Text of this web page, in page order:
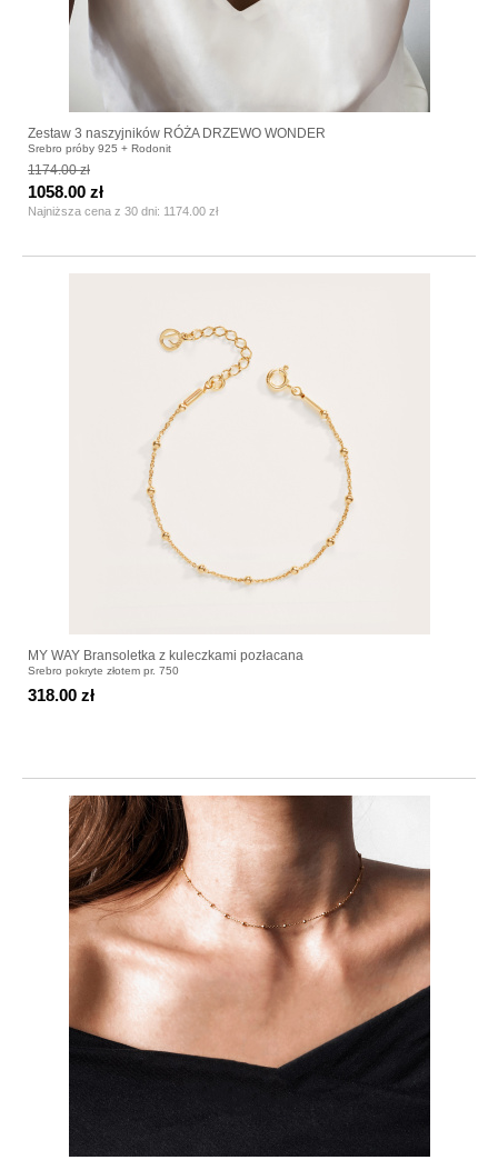
Zestaw 3 naszyjników RÓŻA DRZEWO WONDER
Srebro próby 925 + Rodonit
1174.00 zł
Najniższa cena z 30 dni: 1174.00 zł
1058.00 zł
MY WAY Bransoletka z kuleczkami pozłacana
Srebro pokryte złotem pr. 750
318.00 zł